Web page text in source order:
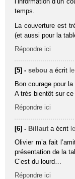
temps.
La couverture est
(et aussi pour la
Répondre ici
[5] -sebou a écrit
Bon courage pour
A très bientôt sur ce
Répondre ici
[6] - Billaut a écrit
Olivier m’a fait
présentation de la
C’est du lourd…
Répondre ici